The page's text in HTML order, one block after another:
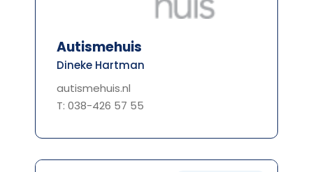
Autismehuis
Dineke Hartman
autismehuis.nl
T: 038-426 57 55